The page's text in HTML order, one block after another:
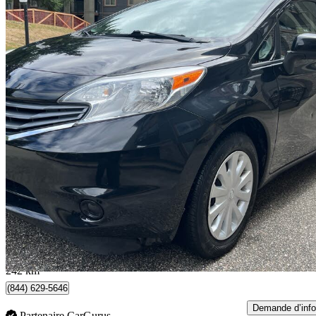
2014 Nissan Versa Note
98 007 km
7 600 $ Affaire
134 $/mois env.
New Westminster, BC
242 km
(844) 629-5646
Demande d’info